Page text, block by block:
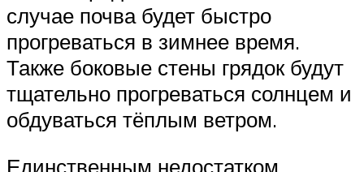
случае почва будет быстро
прогреваться в зимнее время.
Также боковые стены грядок будут
тщательно прогреваться солнцем и
обдуваться тёплым ветром.
Единственным недостатком